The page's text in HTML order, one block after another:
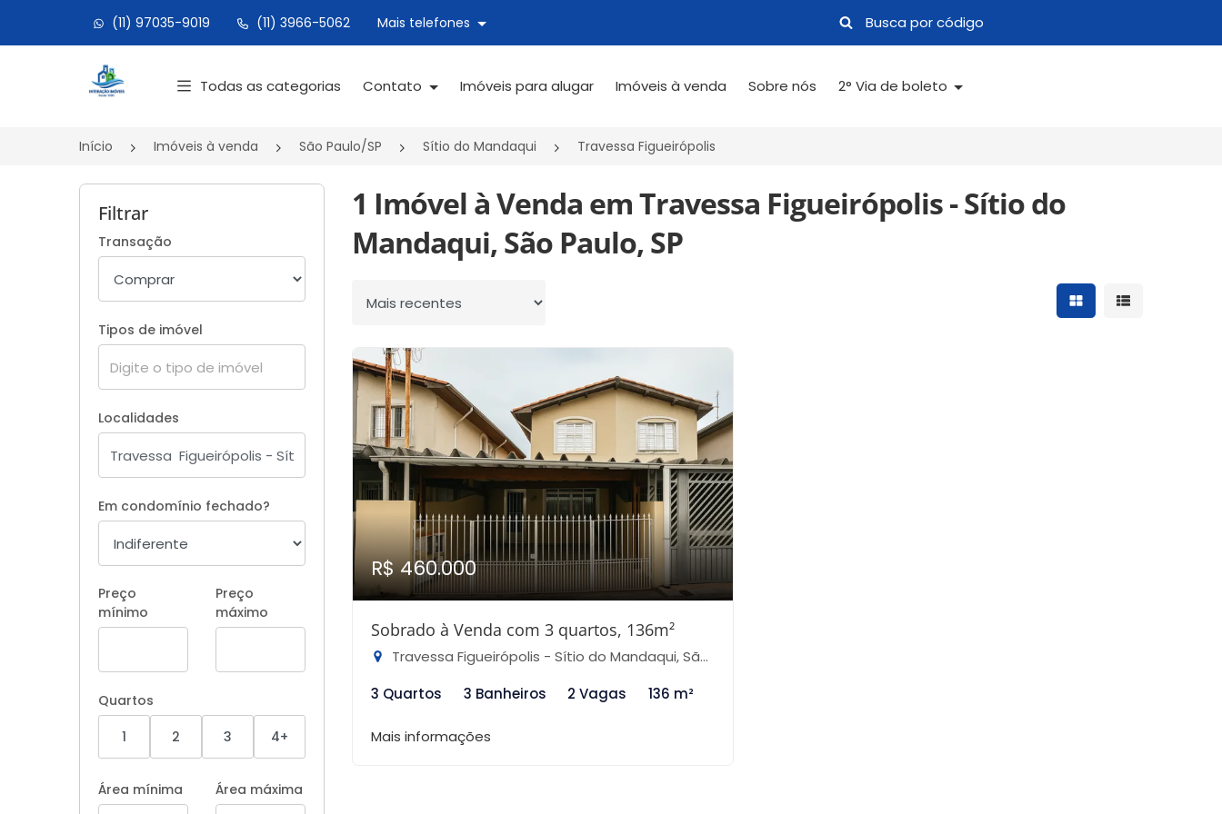
(11) 97035-9019 (11) 3966-5062 Mais telefones
Página inicial
Todas as categorias Contato Imóveis para alugar Imóveis à venda Sobre nós 2° Via de boleto
Início Imóveis à venda São Paulo/SP Sítio do Mandaqui Travessa Figueirópolis
Filtrar
Transação
Tipos de imóvel
Localidades
Em condomínio fechado?
Preço
mínimo
Preço
máximo
Quartos
1
2 3 4+
Área mínima Área máxima
1 Imóvel à Venda em Travessa Figueirópolis - Sítio do
Mandaqui, São Paulo, SP
Ordenar por Mostrar resultados
Mostrar
R$ 460.000
Sobrado à Venda com 3 quartos, 136m²
Travessa Figueirópolis - Sítio do Mandaqui, São Paulo-SP
3 Quartos
3 Banheiros 2 Vagas 136 m²
Mais informações